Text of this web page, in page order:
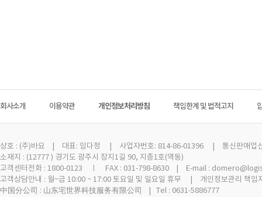
회사소개 이용약관 개인정보처리방침 책임한계 및 법적고지
상호 : (주)바요 | 대표: 임다정 | 사업자번호: 814-86-01396 | 통신판매업신
소재지 : (12777 ) 경기도 광주시 장지1길 90, 지층1호(역동)
고객센터전화 : 1800-0123 ㅣ FAX : 031-798-8630 | E-mail :
고객상담안내 : 월~금 10:00 ~ 17:00 토요일 및 일요일 휴무 | 개인정보관리 책임
中国分公司 : 山东宅世界科技服务有限公司 | Tel : 0631-5886777